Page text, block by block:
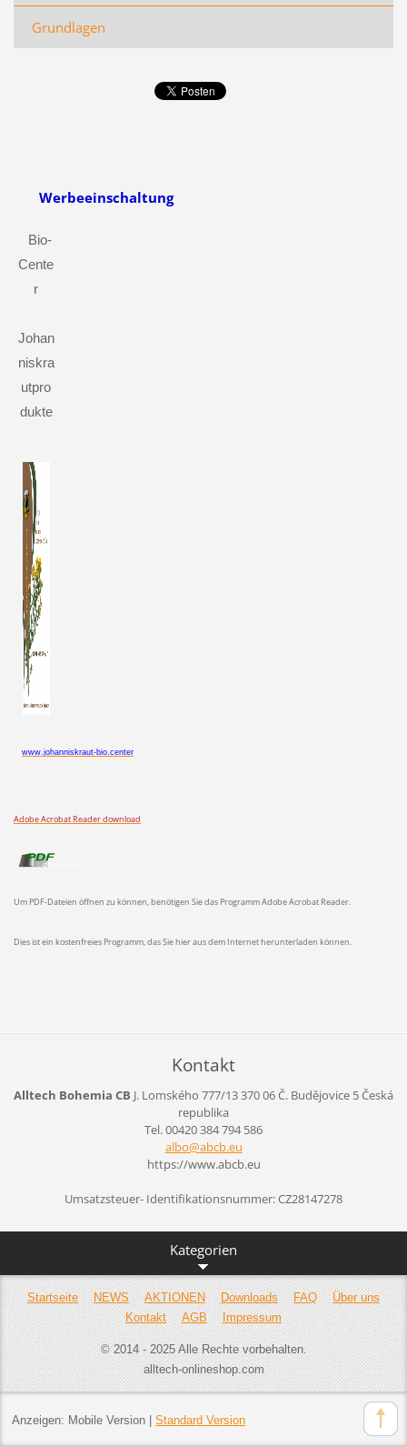
Grundlagen
Werbeeinschaltung
Bio-
Cente
r
Johan
niskra
utpro
dukte
www.johanniskraut-bio.center
Adobe Acrobat Reader download
Um PDF-Dateien öffnen zu können, benötigen Sie das Programm Adobe Acrobat Reader.
Dies ist ein kostenfreies Programm, das Sie hier aus dem Internet herunterladen können.
Kontakt
Alltech Bohemia CB J. Lomského 777/13370 06 Č. Budějovice 5Česká
republika
Tel. 00420 384 794 586
albo@abcb.eu
https://www.abcb.eu
Umsatzsteuer- Identifikationsnummer: CZ28147278
Kategorien
Startseite NEWS AKTIONEN Downloads FAQ
Über uns
Kontakt
AGB Impressum
© 2014 - 2025 Alle Rechte vorbehalten.
alltech-onlineshop.com
Anzeigen: Mobile Version| Standard Version